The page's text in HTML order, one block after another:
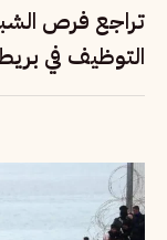
تراجع فرص
التوظيف في